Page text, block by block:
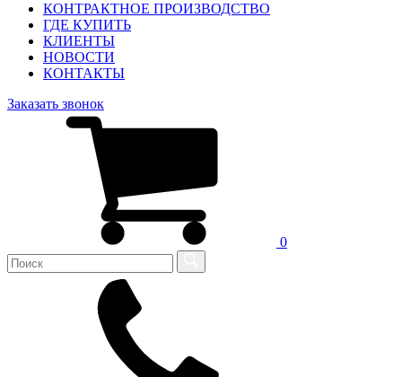
КОНТРАКТНОЕ ПРОИЗВОДСТВО
ГДЕ КУПИТЬ
КЛИЕНТЫ
НОВОСТИ
КОНТАКТЫ
Заказать звонок
0